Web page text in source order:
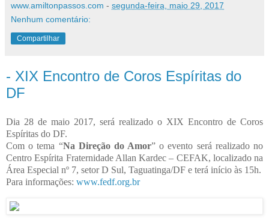
www.amiltonpassos.com - segunda-feira, maio 29, 2017
Nenhum comentário:
Compartilhar
- XIX Encontro de Coros Espíritas do
DF
Dia 28 de maio 2017, será realizado o XIX Encontro de Coros
Espíritas do DF.
Com o tema “Na Direção do Amor” o evento será realizado no
Centro Espírita Fraternidade Allan Kardec – CEFAK, localizado na
Área Especial nº 7, setor D Sul, Taguatinga/DF e terá início às 15h.
Para informações: www.fedf.org.br